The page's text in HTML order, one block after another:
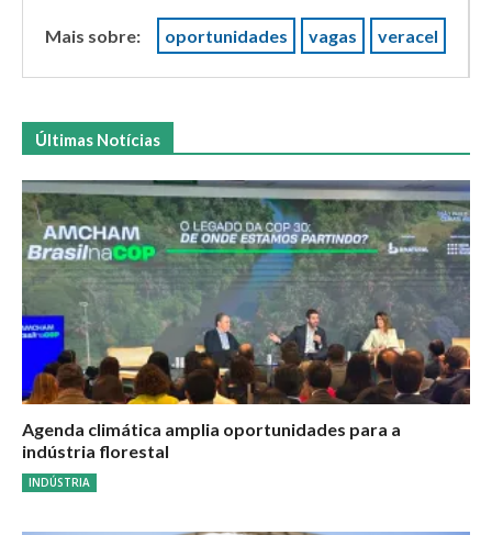
Mais sobre: oportunidades vagas veracel
Últimas Notícias
Agenda climática amplia oportunidades para a
indústria florestal
INDÚSTRIA